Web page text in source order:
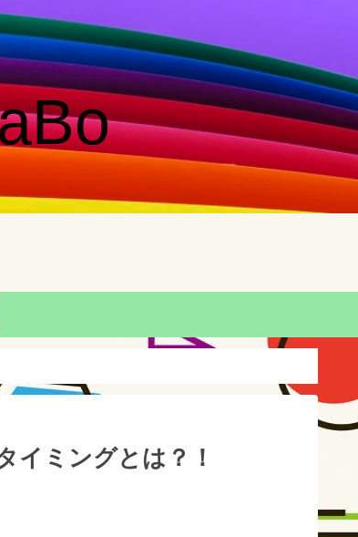
イミングとは？！